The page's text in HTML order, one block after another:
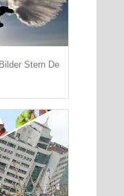
Stern De